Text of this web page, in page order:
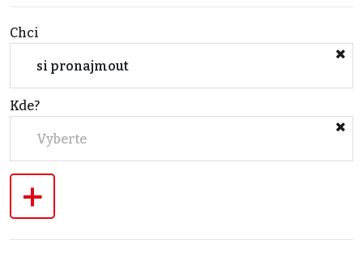
Chci
si pronajmout
Kde?
Vyberte
+